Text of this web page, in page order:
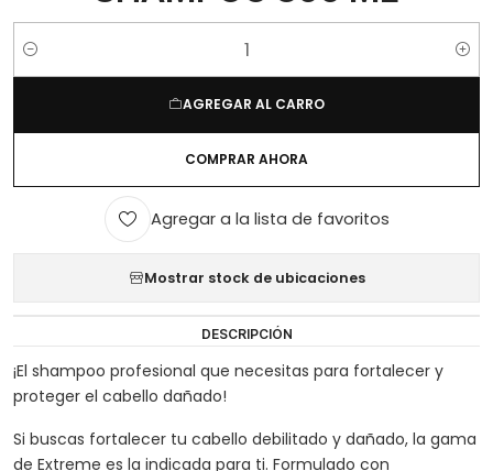
Cantidad
AGREGAR AL CARRO
COMPRAR AHORA
Agregar a la lista de favoritos
Mostrar stock de ubicaciones
DESCRIPCIÓN
¡El shampoo profesional que necesitas para fortalecer y
proteger el cabello dañado!
Si buscas fortalecer tu cabello debilitado y dañado, la gama
de Extreme es la indicada para ti. Formulado con